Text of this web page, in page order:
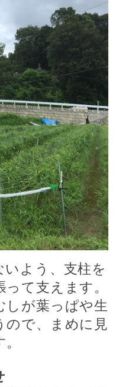
いよう、支柱を
て支えます。
しが葉っぱや生
ので、まめに見